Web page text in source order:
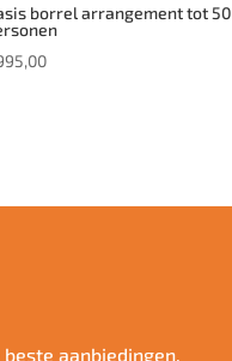
borrel arrangement tot 50
aanbiedingen.